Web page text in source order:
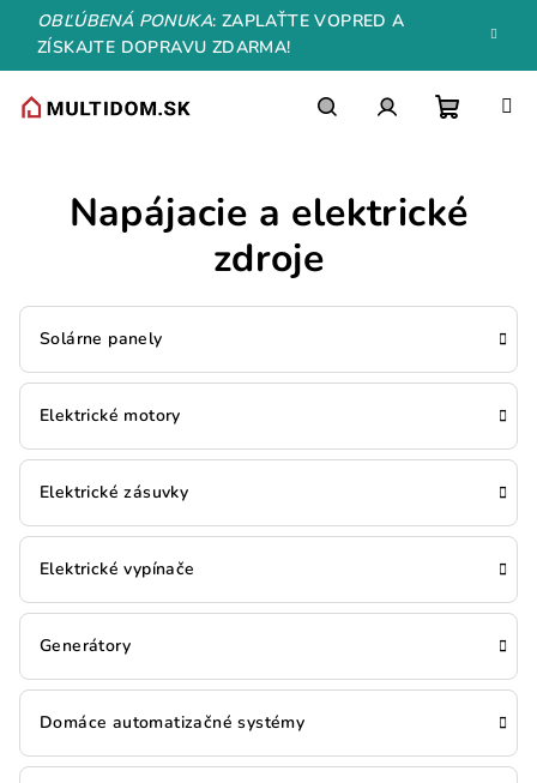
Prejsť
obsah
OBĽÚBENÁ PONUKA: ZAPLAŤTE VOPRED A
ZÍSKAJTE DOPRAVU ZDARMA!
košík
Napájacie a elektrické
zdroje
Solárne panely
Elektrické motory
Elektrické zásuvky
Elektrické vypínače
Generátory
Domáce automatizačné systémy